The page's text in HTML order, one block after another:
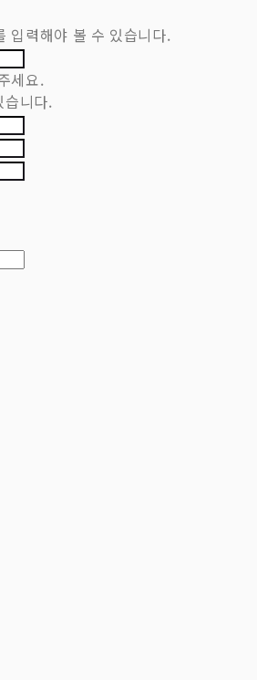
입력해야 볼 수 있습니다.
세요.
습니다.